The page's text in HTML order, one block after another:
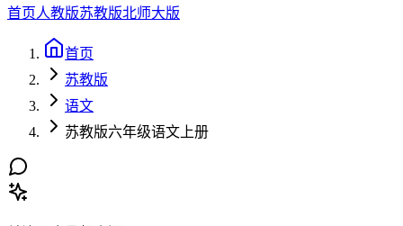
首页人教版苏教版北师大版
首页
苏教版
语文
苏教版六年级语文上册